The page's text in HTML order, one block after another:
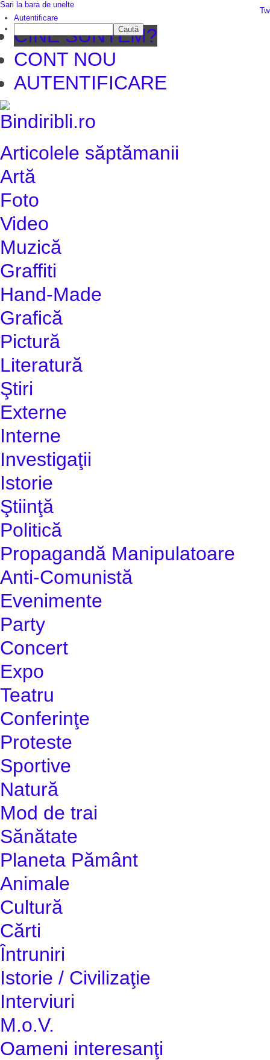
CINE SUNTEM?
CONT NOU
AUTENTIFICARE
Articolele săptămanii
Artă
Foto
Video
Muzică
Graffiti
Hand-Made
Grafică
Pictură
Literatură
Ştiri
Externe
Interne
Investigaţii
Istorie
Ştiinţă
Politică
Propagandă Manipulatoare
Anti-Comunistă
Evenimente
Party
Concert
Expo
Teatru
Conferinţe
Proteste
Sportive
Natură
Mod de trai
Sănătate
Planeta Pământ
Animale
Cultură
Cărti
Întruniri
Istorie / Civilizaţie
Interviuri
M.o.V.
Oameni interesanţi
Sari la bara de unelte
Autentificare
Caută